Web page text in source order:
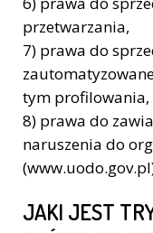
przetwarzania,
7) prawa do
tym profilowania,
8) prawa do
naruszenia do
JAKI JEST